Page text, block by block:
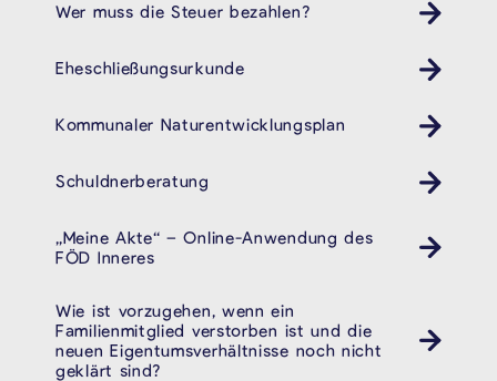
Wer muss die Steuer bezahlen?
Eheschließungsurkunde
Kommunaler Naturentwicklungsplan
Schuldnerberatung
„Meine Akte“ – Online-Anwendung des
FÖD Inneres
Wie ist vorzugehen, wenn ein
Familienmitglied verstorben ist und die
neuen Eigentumsverhältnisse noch nicht
geklärt sind?